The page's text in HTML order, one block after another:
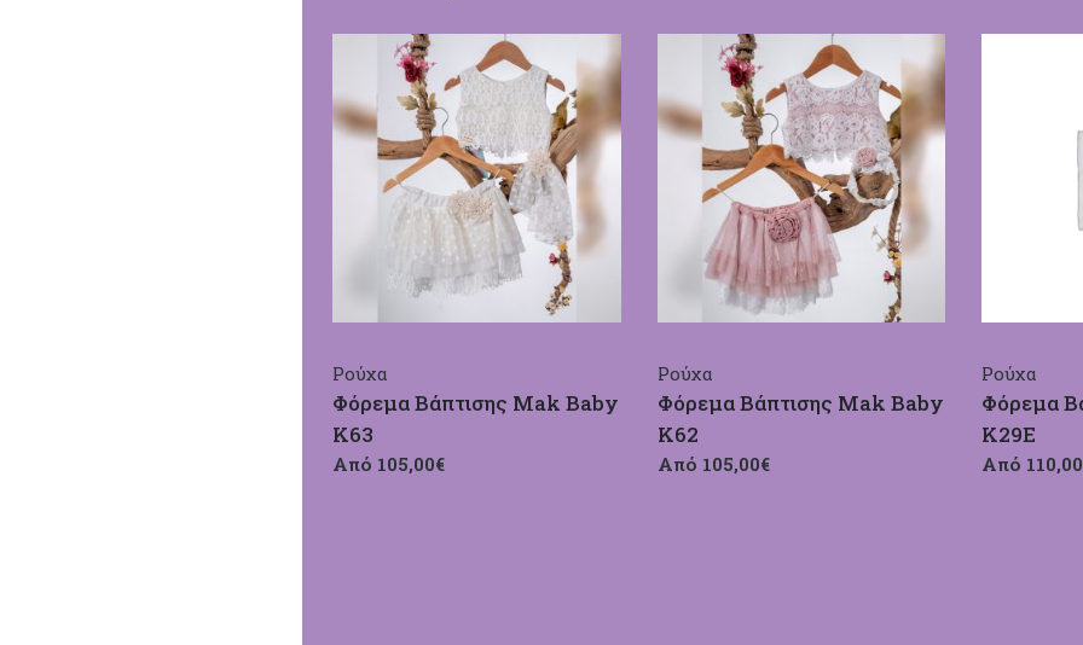
Ρούχα
Φόρεμα Βάπτισης Mak Baby
Κ63
Από 105,00€
Ρούχα
Φόρεμα Βάπτισης Mak Baby
Κ62
Από 105,00€
Ρούχα
Φόρεμα
Κ29Ε
Από